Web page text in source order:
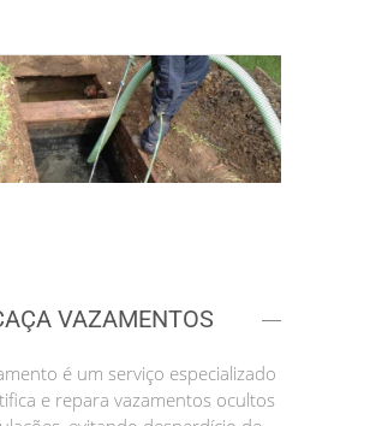
VAZAMENTOS
é um serviço especializado
e repara vazamentos ocultos